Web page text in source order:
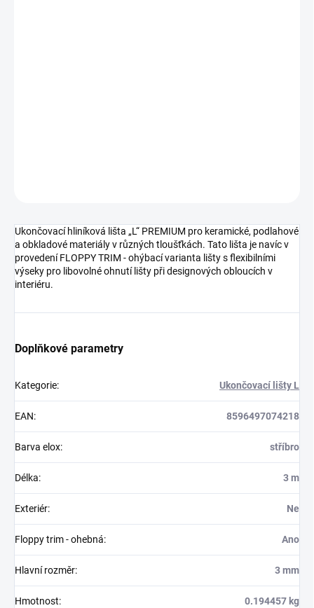
Ukončovací hliníková lišta „L“ PREMIUM pro keramické, podlahové
a obkladové materiály v různých tloušťkách. Tato lišta je navíc v
provedení FLOPPY TRIM - ohýbací varianta lišty s flexibilními
výseky pro libovolné ohnutí lišty při designových obloucích v
interiéru.
Doplňkové parametry
Kategorie: Ukončovací lišty L
EAN: 8596497074218
Barva elox: stříbro
Délka: 3 m
Exteriér: Ne
Floppy trim - ohebná: Ano
Hlavní rozměr: 3 mm
Hmotnost: 0.194457 kg